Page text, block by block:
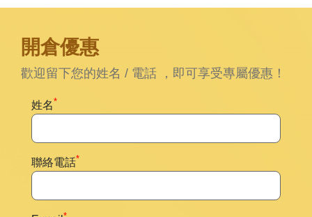
開倉優惠
歡迎留下您的姓名 / 電話 ，即可享受專屬優惠！
姓名*
聯絡電話*